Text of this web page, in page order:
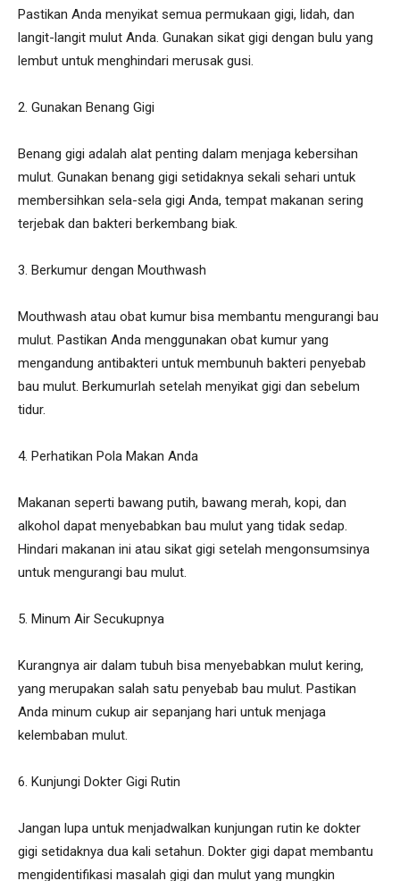
Pastikan Anda menyikat semua permukaan gigi, lidah, dan
langit-langit mulut Anda. Gunakan sikat gigi dengan bulu yang
lembut untuk menghindari merusak gusi.
2. Gunakan Benang Gigi
Benang gigi adalah alat penting dalam menjaga kebersihan
mulut. Gunakan benang gigi setidaknya sekali sehari untuk
membersihkan sela-sela gigi Anda, tempat makanan sering
terjebak dan bakteri berkembang biak.
3. Berkumur dengan Mouthwash
Mouthwash atau obat kumur bisa membantu mengurangi bau
mulut. Pastikan Anda menggunakan obat kumur yang
mengandung antibakteri untuk membunuh bakteri penyebab
bau mulut. Berkumurlah setelah menyikat gigi dan sebelum
tidur.
4. Perhatikan Pola Makan Anda
Makanan seperti bawang putih, bawang merah, kopi, dan
alkohol dapat menyebabkan bau mulut yang tidak sedap.
Hindari makanan ini atau sikat gigi setelah mengonsumsinya
untuk mengurangi bau mulut.
5. Minum Air Secukupnya
Kurangnya air dalam tubuh bisa menyebabkan mulut kering,
yang merupakan salah satu penyebab bau mulut. Pastikan
Anda minum cukup air sepanjang hari untuk menjaga
kelembaban mulut.
6. Kunjungi Dokter Gigi Rutin
Jangan lupa untuk menjadwalkan kunjungan rutin ke dokter
gigi setidaknya dua kali setahun. Dokter gigi dapat membantu
mengidentifikasi masalah gigi dan mulut yang mungkin